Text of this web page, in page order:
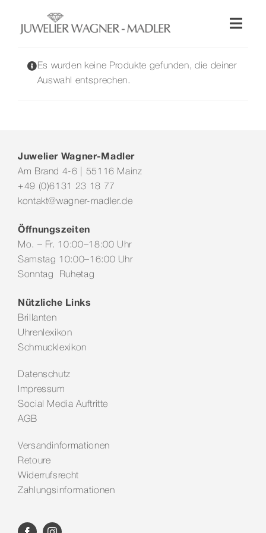
springen
Wellendorff
Service & Leistungen
Es wurden keine Produkte gefunden, die deiner
Auswahl entsprechen.
Juwelier Wagner-Madler
Am Brand 4-6 | 55116 Mainz
+49 (0)6131 23 18 77
kontakt@wagner-madler.de
Öffnungszeiten
Mo. – Fr. 10:00–18:00 Uhr
Samstag 10:00–16:00 Uhr
Sonntag Ruhetag
Nützliche Links
Brillanten
Uhrenlexikon
Schmucklexikon
Datenschutz
Impressum
Social Media Auftritte
AGB
Versandinformationen
Retoure
Widerrufsrecht
Zahlungsinformationen